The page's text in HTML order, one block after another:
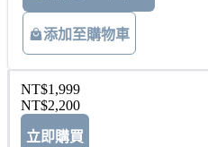
添加至購物車
NT$1,999
NT$2,200
立即購買